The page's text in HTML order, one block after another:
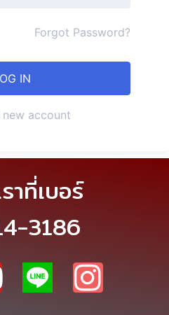
Forgot Password?
new account
าที่เบอร์
3186